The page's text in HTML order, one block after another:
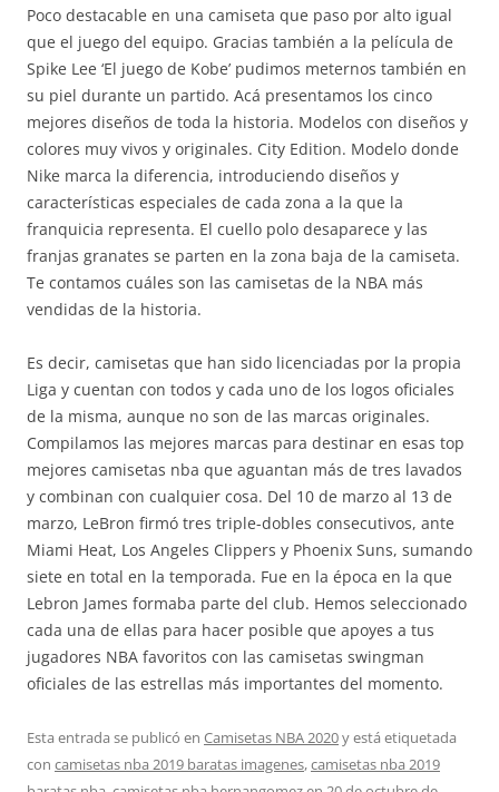
Poco destacable en una camiseta que paso por alto igual
que el juego del equipo. Gracias también a la película de
Spike Lee ‘El juego de Kobe’ pudimos meternos también en
su piel durante un partido. Acá presentamos los cinco
mejores diseños de toda la historia. Modelos con diseños y
colores muy vivos y originales. City Edition. Modelo donde
Nike marca la diferencia, introduciendo diseños y
características especiales de cada zona a la que la
franquicia representa. El cuello polo desaparece y las
franjas granates se parten en la zona baja de la camiseta.
Te contamos cuáles son las camisetas de la NBA más
vendidas de la historia.
Es decir, camisetas que han sido licenciadas por la propia
Liga y cuentan con todos y cada uno de los logos oficiales
de la misma, aunque no son de las marcas originales.
Compilamos las mejores marcas para destinar en esas top
mejores camisetas nba que aguantan más de tres lavados
y combinan con cualquier cosa. Del 10 de marzo al 13 de
marzo, LeBron firmó tres triple-dobles consecutivos, ante
Miami Heat, Los Angeles Clippers y Phoenix Suns, sumando
siete en total en la temporada. Fue en la época en la que
Lebron James formaba parte del club. Hemos seleccionado
cada una de ellas para hacer posible que apoyes a tus
jugadores NBA favoritos con las camisetas swingman
oficiales de las estrellas más importantes del momento.
Esta entrada se publicó en Camisetas NBA 2020y está etiquetada
con camisetas nba 2019 baratas imagenes,camisetas nba 2019